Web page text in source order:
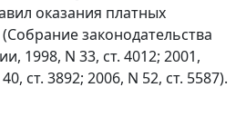
оказания платных
законодательства
1998, N 33, ст. 4012; 2001,
ст. 3892; 2006, N 52, ст. 5587).